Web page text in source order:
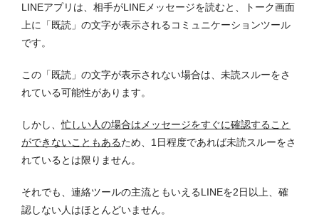
LINEアプリは、相手がLINEメッセージを読むと、トーク画面
上に「既読」の文字が表示されるコミュニケーションツール
です。
この「既読」の文字が表示されない場合は、未読スルーをさ
れている可能性があります。
しかし、忙しい人の場合はメッセージをすぐに確認すること
ができないこともあるため、1日程度であれば未読スルーをさ
れているとは限りません。
それでも、連絡ツールの主流ともいえるLINEを2日以上、確
認しない人はほとんどいません。